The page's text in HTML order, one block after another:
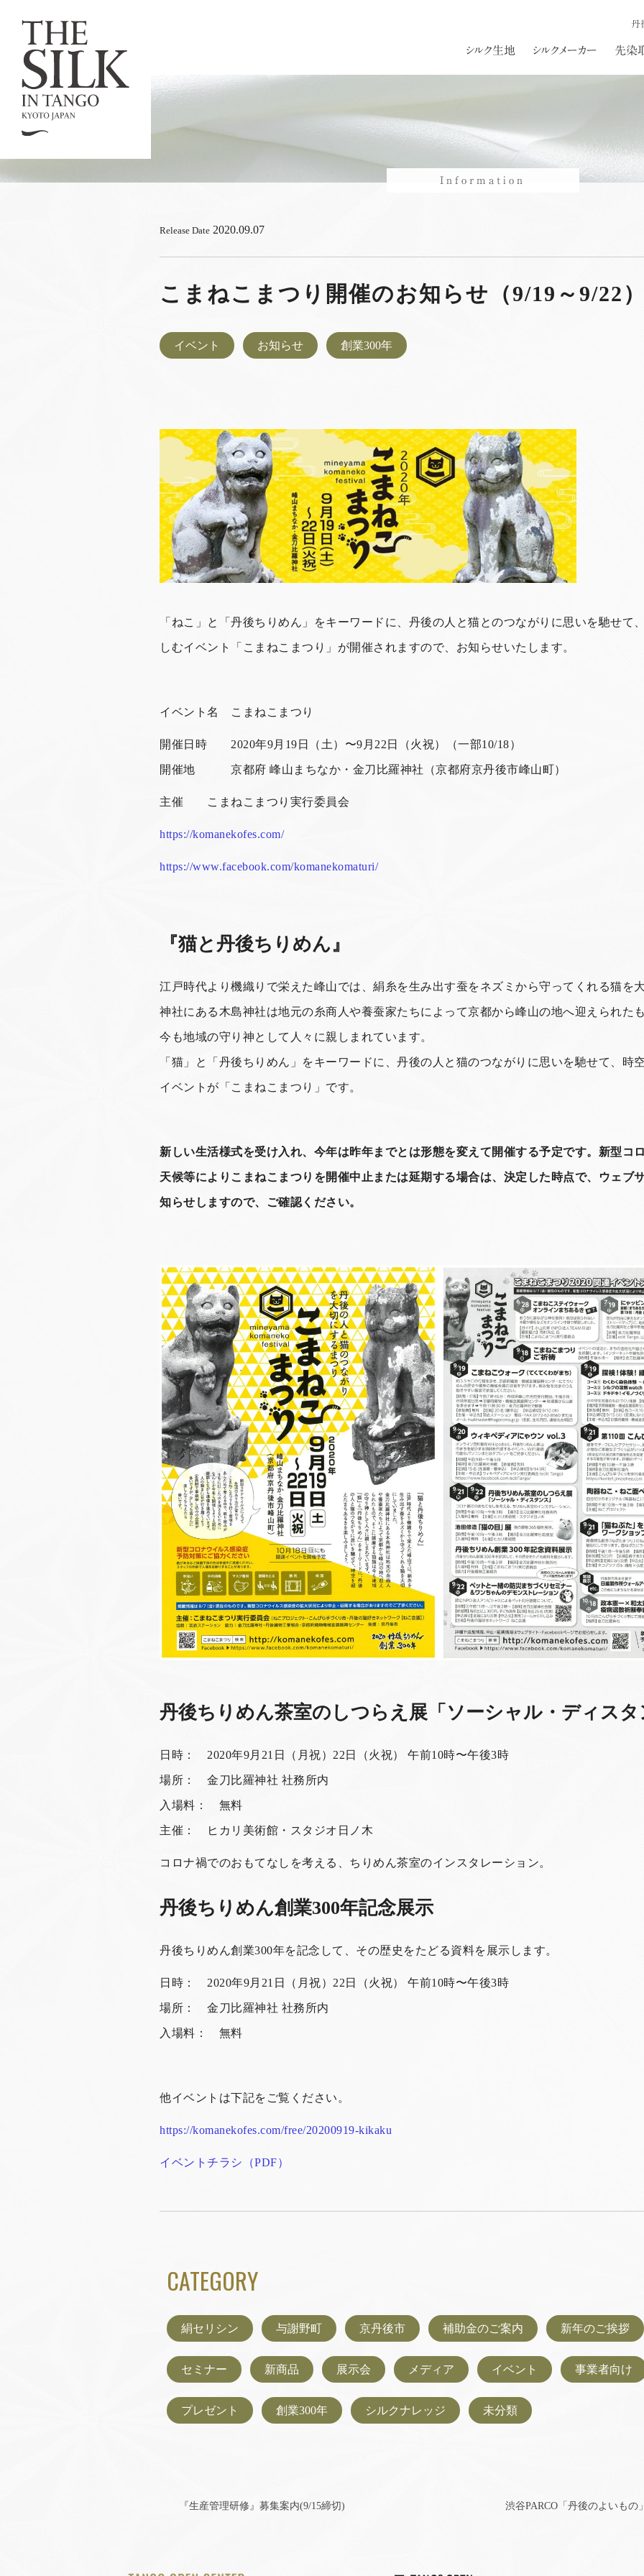
丹
シルク生地 シルクメーカー 先染
Information
Release Date 2020.09.07
こまねこまつり開催のお知らせ（9/19～9/22
イベント お知らせ 創業300年
「ねこ」と「丹後ちりめん」をキーワードに、丹後の人と猫とのつながりに思いを馳せて
しむイベント「こまねこまつり」が開催されますので、お知らせいたします。
イベント名 こまねこまつり
開催日時 2020年9月19日（土）〜9月22日（火祝）（一部10/18）
開催地 京都府 峰山まちなか・金刀比羅神社（京都府京丹後市峰山町）
主催 こまねこまつり実行委員会
https://komanekofes.com/
https://www.facebook.com/komanekomaturi/
『猫と丹後ちりめん』
江戸時代より機織りで栄えた峰山では、絹糸を生み出す蚕をネズミから守ってくれる猫を
神社にある木島神社は地元の糸商人や養蚕家たちによって京都から峰山の地へ迎えられた
今も地域の守り神として人々に親しまれています。
「猫」と「丹後ちりめん」をキーワードに、丹後の人と猫のつながりに思いを馳せて、時
イベントが「こまねこまつり」です。
新しい生活様式を受け入れ、今年は昨年までとは形態を変えて開催する予定です。新型コ
天候等によりこまねこまつりを開催中止または延期する場合は、決定した時点で、ウェブ
知らせしますので、ご確認ください。
丹後ちりめん茶室のしつらえ展「ソーシャル・ディスタ
日時： 2020年9月21日（月祝）22日（火祝） 午前10時〜午後3時
場所： 金刀比羅神社 社務所内
入場料： 無料
主催： ヒカリ美術館・スタジオ日ノ木
コロナ禍でのおもてなしを考える、ちりめん茶室のインスタレーション。
丹後ちりめん創業300年記念展示
丹後ちりめん創業300年を記念して、その歴史をたどる資料を展示します。
日時： 2020年9月21日（月祝）22日（火祝） 午前10時〜午後3時
場所： 金刀比羅神社 社務所内
入場料： 無料
他イベントは下記をご覧ください。
https://komanekofes.com/free/20200919-kikaku
イベントチラシ（PDF）
CATEGORY
絹セリシン 与謝野町 京丹後市 補助金のご案内 新年のご挨拶
セミナー 新商品 展示会 メディア イベント 事業者向け
プレゼント 創業300年 シルクナレッジ 未分類
『生産管理研修』募集案内(9/15締切) 渋谷PARCO「丹後のよいも